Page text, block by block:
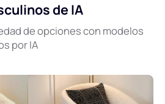
de IA
de opciones con modelos
por IA